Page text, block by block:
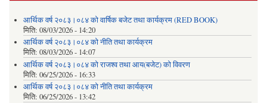
आर्थिक वर्ष २०८३।०८४ को वार्षिक बजेट तथा कार्यक्रम (RED BOOK)
मिति: 08/03/2026 - 14:20
आर्थिक वर्ष २०८३।०८४ को नीति तथा कार्यक्रम
मिति: 08/03/2026 - 14:07
आर्थिक वर्ष २०८३।०८४ को राजश्व तथा आय(बजेट) को विवरण
मिति: 06/25/2026 - 16:33
आर्थिक वर्ष २०८३।०८४ को नीति तथा कार्यक्रम
मिति: 06/25/2026 - 13:42